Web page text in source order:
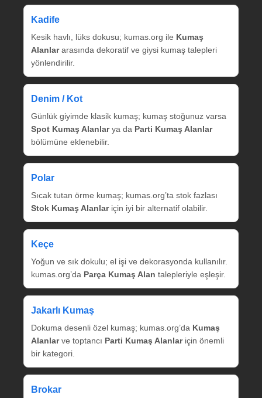
Kadife
Kesik havlı, lüks dokusu; kumas.org ile Kumaş
Alanlararasında dekoratif ve giysi kumaş talepleri
yönlendirilir.
Denim / Kot
Günlük giyimde klasik kumaş; kumaş stoğunuz varsa
Spot Kumaş Alanlarya da Parti Kumaş Alanlar
bölümüne eklenebilir.
Polar
Sıcak tutan örme kumaş; kumas.org’ta stok fazlası
Stok Kumaş Alanlariçin iyi bir alternatif olabilir.
Keçe
Yoğun ve sık dokulu; el işi ve dekorasyonda kullanılır.
kumas.org’da Parça Kumaş Alan talepleriyle eşleşir.
Jakarlı Kumaş
Dokuma desenli özel kumaş; kumas.org’da Kumaş
Alanlarve toptancı Parti Kumaş Alanlariçin önemli
bir kategori.
Brokar